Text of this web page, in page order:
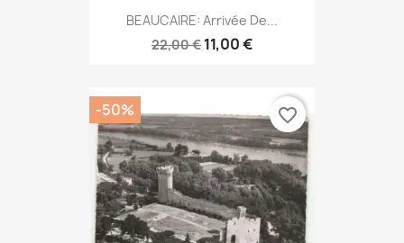
BEAUCAIRE: Arrivée De...
22,00 € 11,00 €
-50% favorite_border